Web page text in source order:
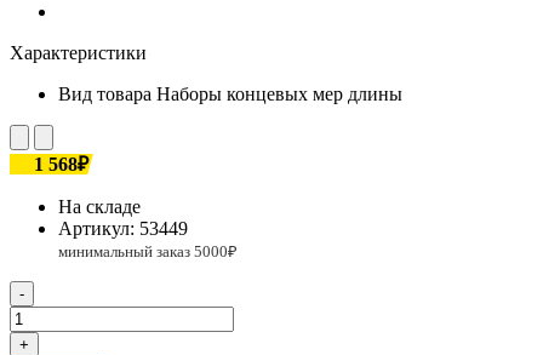
Характеристики
Вид товара Наборы концевых мер длины
1 568₽
На складе
Артикул: 53449
-
+